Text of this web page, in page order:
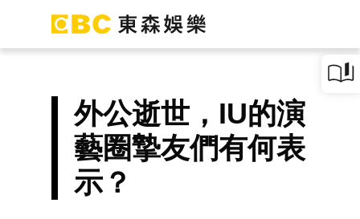
外公逝世，IU的演
藝圈摯友們有何表
示？